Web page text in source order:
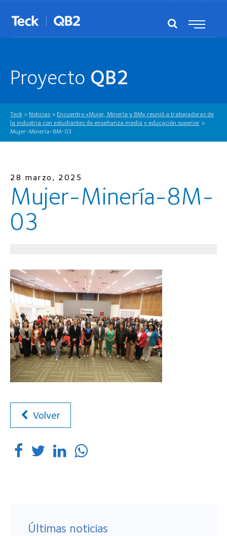
Proyecto QB2
Teck > Noticias > Encuentro «Mujer, Minería y 8M» reunió a trabajadoras de
la industria con estudiantes de enseñanza media y educación superior >
Mujer-Minería-8M-03
28 marzo, 2025
Mujer-Minería-8M-
03
Volver
Últimas noticias